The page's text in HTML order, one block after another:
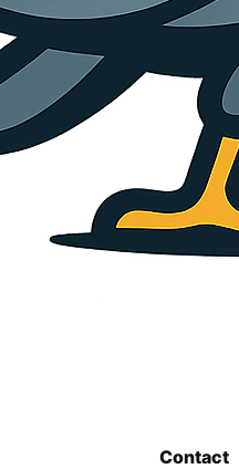
Contact
update van
elk moment wijzigen,
in onze
We respecteren hierbij